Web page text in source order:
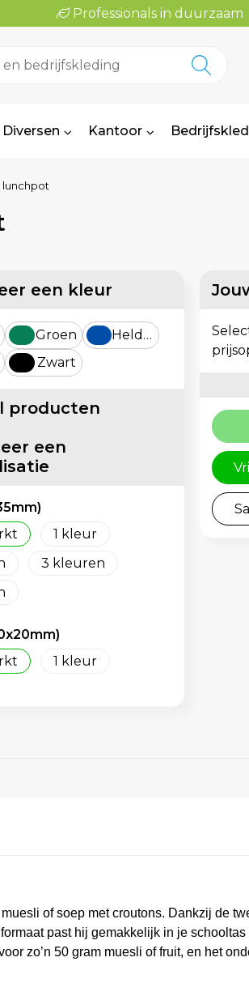
Professionals in duurzaam
Diversen Kantoor
lunchpot
een kleur
Groen
Helderblauw
Zwart
producten
een
1
3
1
of soep met croutons. Dankzij de
past hij gemakkelijk in je
zo’n 50 gram muesli of fruit, en het